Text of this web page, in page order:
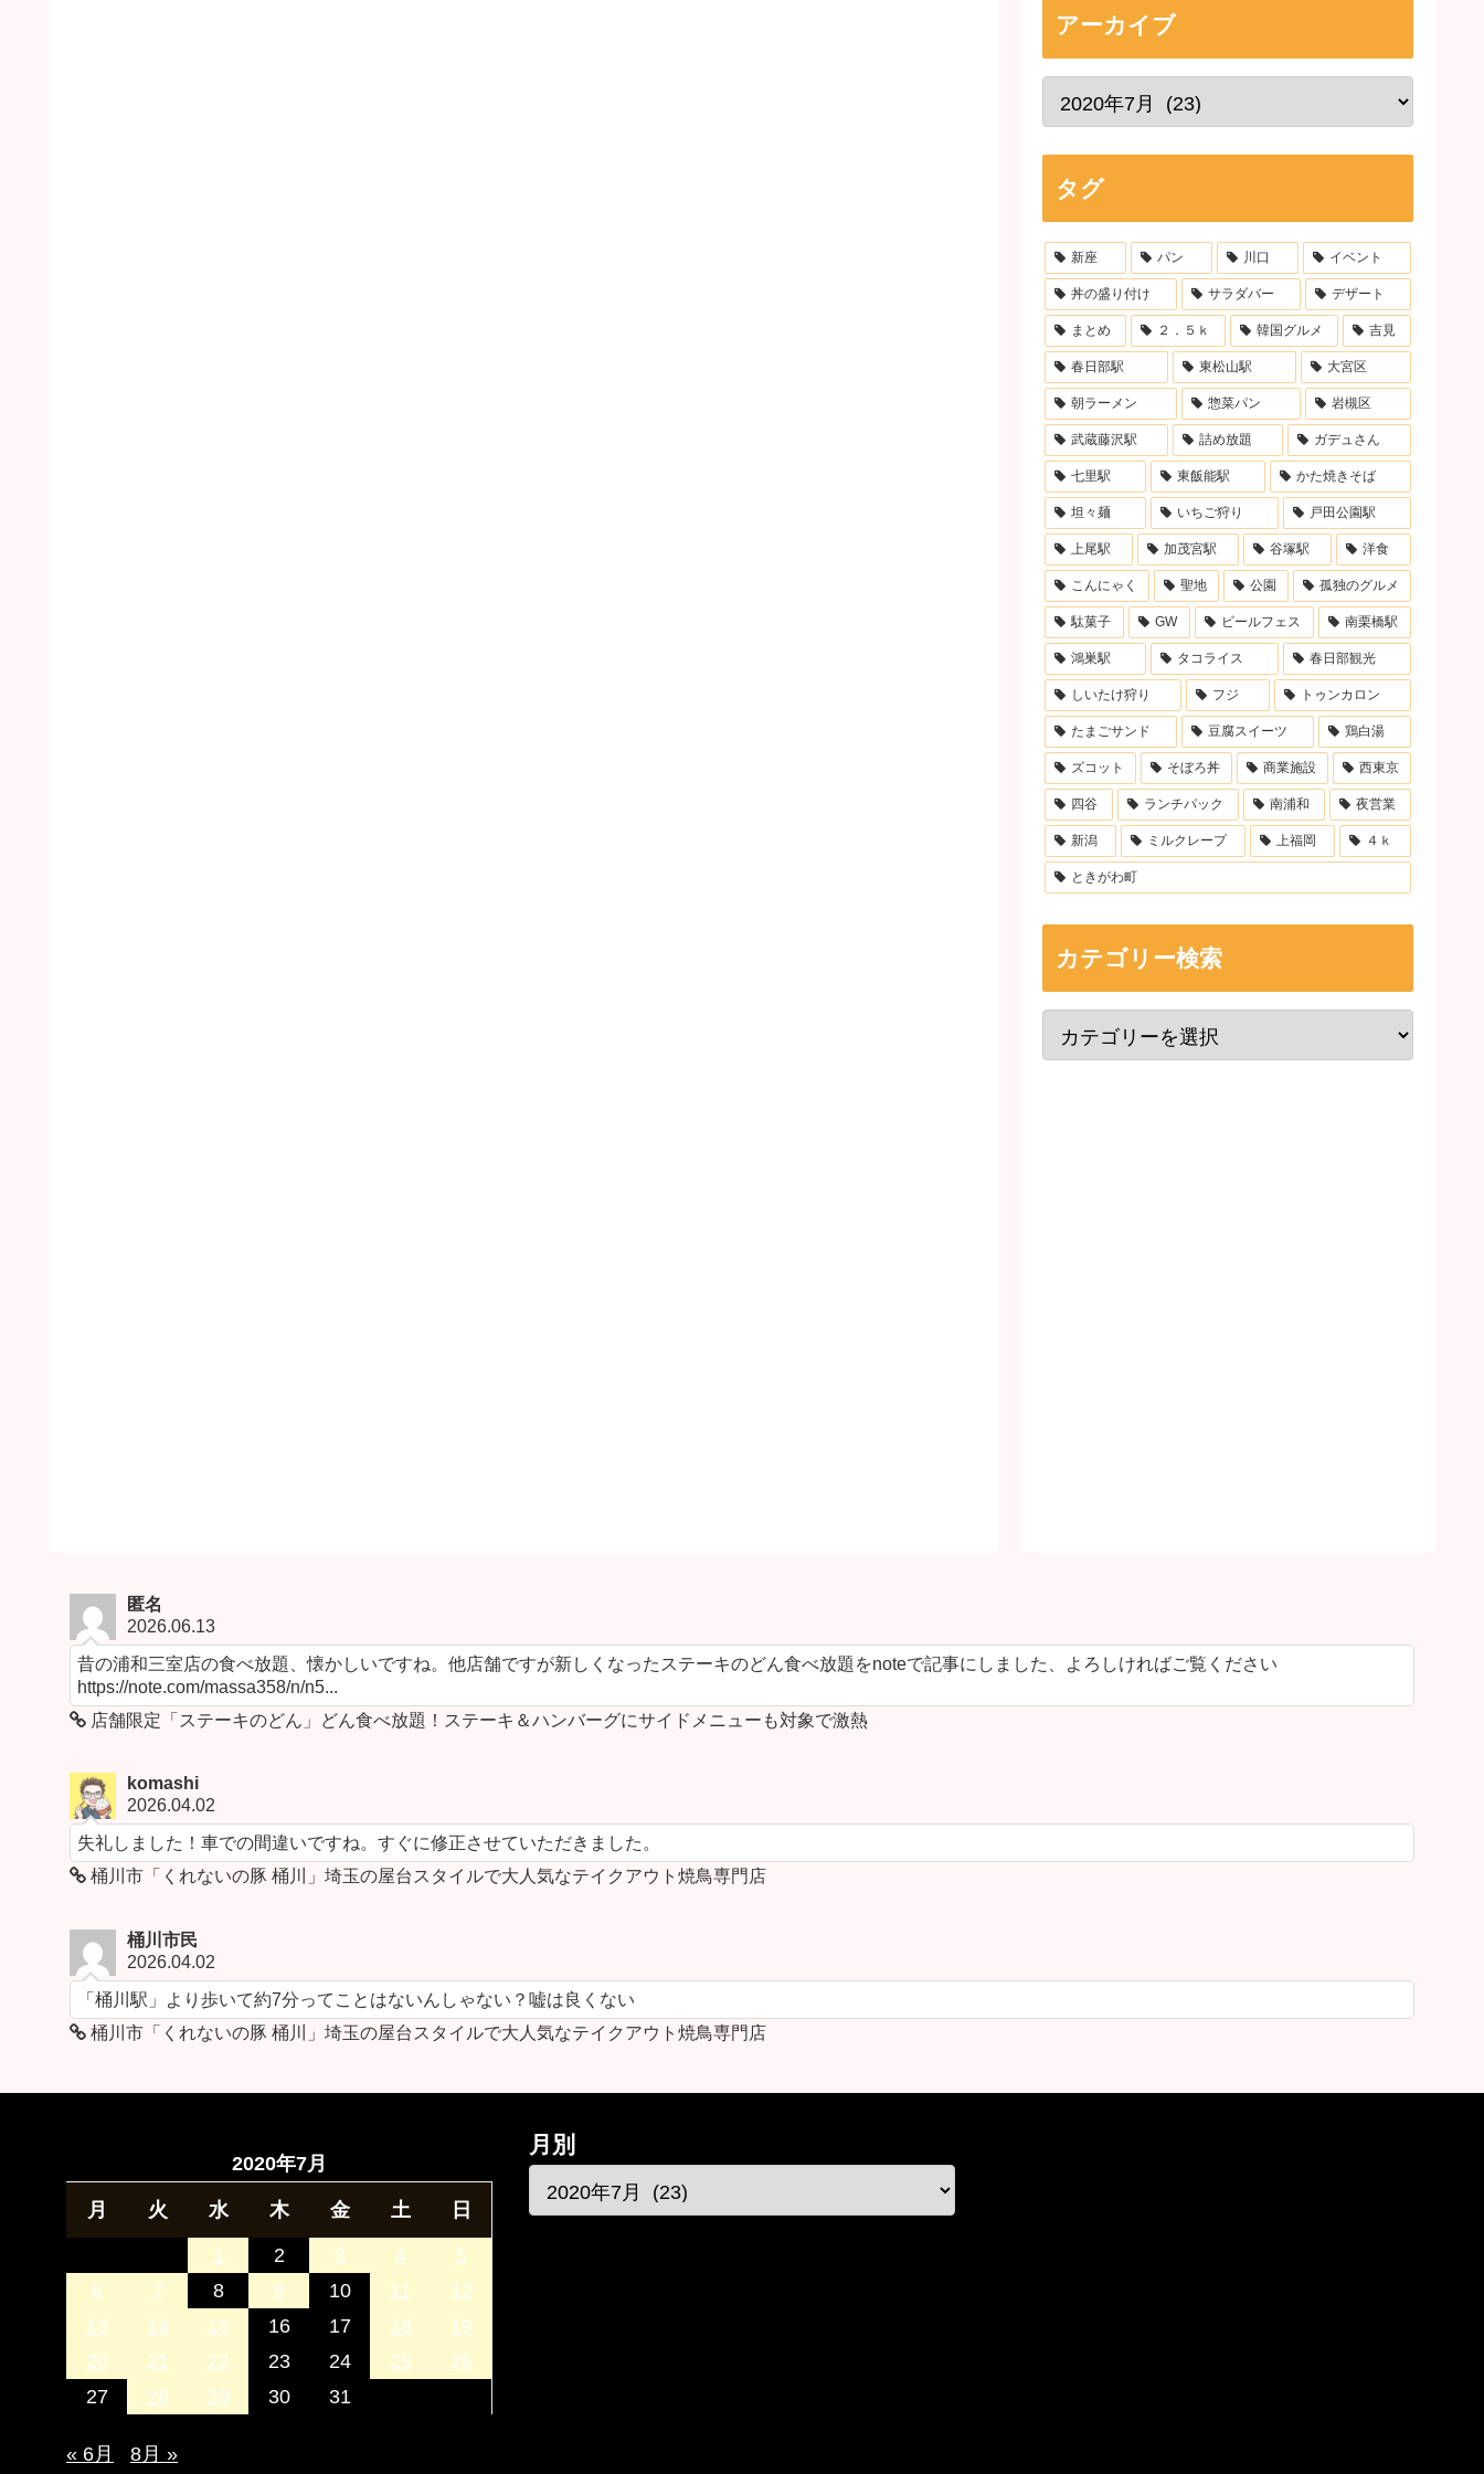
アーカイブ
タグ
新座 パン 川口 イベント
丼の盛り付け サラダバー デザート
まとめ ２．５ｋ 韓国グルメ 吉見
春日部駅 東松山駅 大宮区
朝ラーメン 惣菜パン 岩槻区
武蔵藤沢駅 詰め放題 ガデュさん
七里駅 東飯能駅 かた焼きそば
坦々麺 いちご狩り 戸田公園駅
上尾駅 加茂宮駅 谷塚駅 洋食
こんにゃく 聖地 公園 孤独のグルメ
駄菓子 GW ビールフェス 南栗橋駅
鴻巣駅 タコライス 春日部観光
しいたけ狩り フジ トゥンカロン
たまごサンド 豆腐スイーツ 鶏白湯
ズコット そぼろ丼 商業施設 西東京
四谷 ランチパック 南浦和 夜営業
新潟 ミルクレープ 上福岡 ４ｋ
ときがわ町
カテゴリー検索
匿名
2026.06.13
昔の浦和三室店の食べ放題、懐かしいですね。他店舗ですが新しくなったステーキのどん食べ放題をnoteで記事にしました、よろしければご覧ください
https://note.com/massa358/n/n5...
店舗限定「ステーキのどん」どん食べ放題！ステーキ＆ハンバーグにサイドメニューも対象で激熱
komashi
2026.04.02
失礼しました！車での間違いですね。すぐに修正させていただきました。
桶川市「くれないの豚 桶川」埼玉の屋台スタイルで大人気なテイクアウト焼鳥専門店
桶川市民
2026.04.02
「桶川駅」より歩いて約7分ってことはないんしゃない？嘘は良くない
桶川市「くれないの豚 桶川」埼玉の屋台スタイルで大人気なテイクアウト焼鳥専門店
2020年7月
月 火 水 木 金 土 日
1 2 3 4
5
6
7 8 9 10 11
12
13
14 15 16 17 18
19
20
21 22 23 24 25
26
27
28 29 30 31
« 6月 8月 »
月別